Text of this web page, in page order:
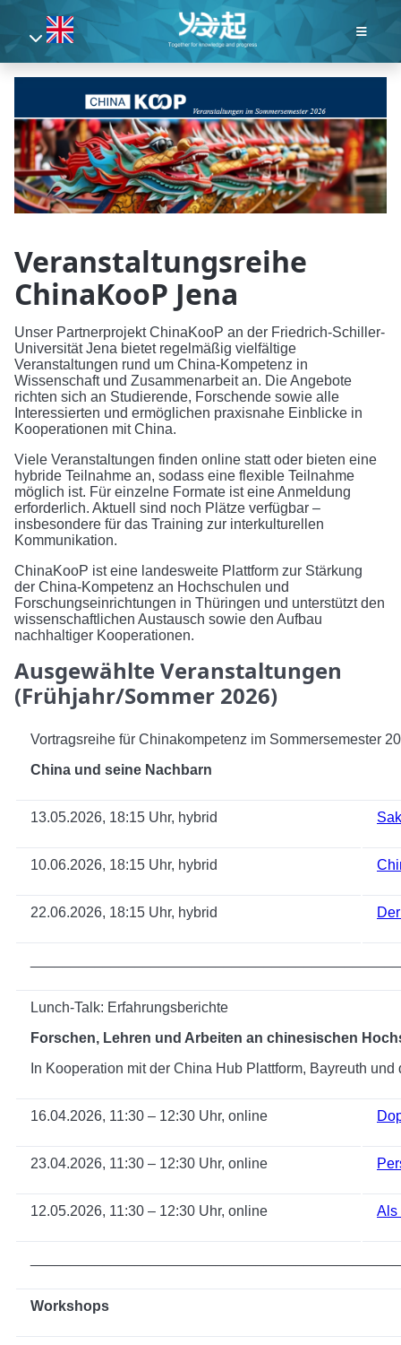
Veranstaltungsreihe
ChinaKooP Jena
Unser Partnerprojekt ChinaKooP an der Friedrich-Schiller-
Universität Jena bietet regelmäßig vielfältige
Veranstaltungen rund um China-Kompetenz in
Wissenschaft und Zusammenarbeit an. Die Angebote
richten sich an Studierende, Forschende sowie alle
Interessierten und ermöglichen praxisnahe Einblicke in
Kooperationen mit China.
Viele Veranstaltungen finden online statt oder bieten eine
hybride Teilnahme an, sodass eine flexible Teilnahme
möglich ist. Für einzelne Formate ist eine Anmeldung
erforderlich. Aktuell sind noch Plätze verfügbar –
insbesondere für das Training zur interkulturellen
Kommunikation.
ChinaKooP ist eine landesweite Plattform zur Stärkung
der China-Kompetenz an Hochschulen und
Forschungseinrichtungen in Thüringen und unterstützt den
wissenschaftlichen Austausch sowie den Aufbau
nachhaltiger Kooperationen.
Ausgewählte Veranstaltungen
(Frühjahr/Sommer 2026)
Vortragsreihe für Chinakompetenz im Sommersemester
China und seine Nachbarn
13.05.2026, 18:15 Uhr, hybrid
10.06.2026, 18:15 Uhr, hybrid
22.06.2026, 18:15 Uhr, hybrid
Lunch-Talk: Erfahrungsberichte
Forschen, Lehren und Arbeiten an chinesischen
In Kooperation mit der China Hub Plattform, Bayreuth
16.04.2026, 11:30 – 12:30 Uhr, online
23.04.2026, 11:30 – 12:30 Uhr, online
12.05.2026, 11:30 – 12:30 Uhr, online Als
Workshops